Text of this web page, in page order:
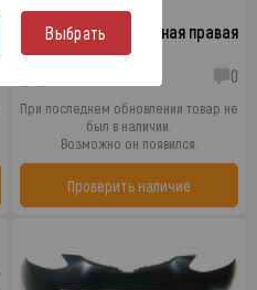
Фара противотуманная правая
MAZDA 2 (DEMIO)
0
При последнем обновлении товар не
был в наличии.
Возможно он появился.
Проверить наличие
Выбрать